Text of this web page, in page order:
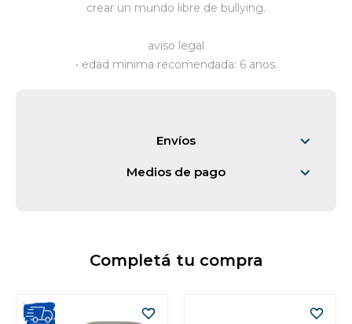
crear un mundo libre de bullying.
aviso legal
• edad minima recomendada: 6 anos.
Envíos
Medios de pago
Completá tu compra